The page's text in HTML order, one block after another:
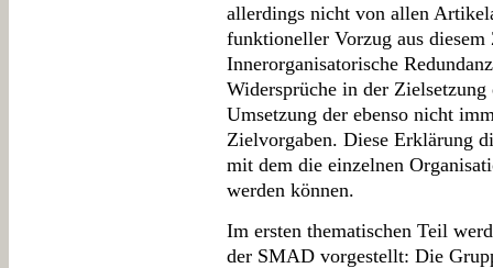
allerdings nicht von allen
funktioneller Vorzug aus
Innerorganisatorische
Widersprüche in der
Umsetzung der ebenso nicht
Zielvorgaben. Diese Erklärung
mit dem die einzelnen
werden können.
Im ersten thematischen Teil
der SMAD vorgestellt: Die